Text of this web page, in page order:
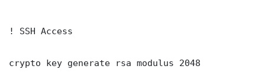
! SSH Access
crypto key generate rsa modulus 2048